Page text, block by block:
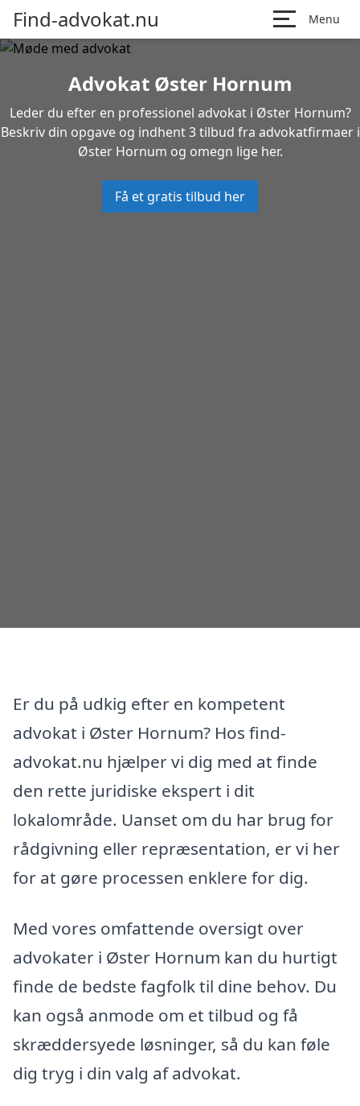
Find-advokat.nu Menu
Advokat Øster Hornum
Leder du efter en professionel advokat i Øster Hornum?
Beskriv din opgave og indhent 3 tilbud fra advokatfirmaer i
Øster Hornum og omegn lige her.
Få et gratis tilbud her
Er du på udkig efter en kompetent
advokat i Øster Hornum? Hos find-
advokat.nu hjælper vi dig med at finde
den rette juridiske ekspert i dit
lokalområde. Uanset om du har brug for
rådgivning eller repræsentation, er vi her
for at gøre processen enklere for dig.
Med vores omfattende oversigt over
advokater i Øster Hornum kan du hurtigt
finde de bedste fagfolk til dine behov. Du
kan også anmode om et tilbud og få
skræddersyede løsninger, så du kan føle
dig tryg i din valg af advokat.